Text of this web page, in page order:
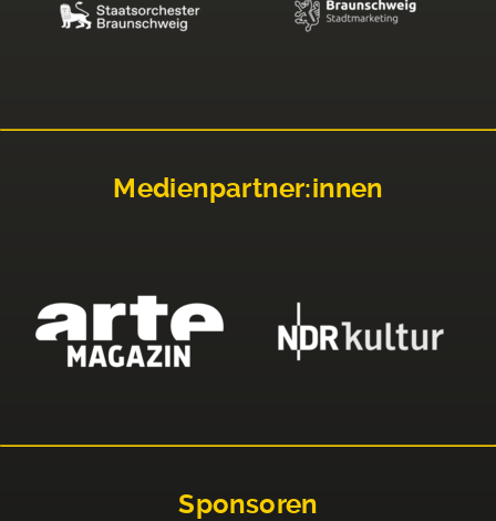
Medienpartner:innen
Sponsoren